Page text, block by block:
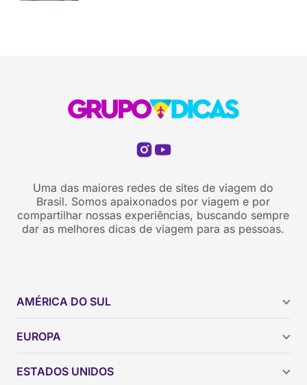
Uma das maiores redes de sites de viagem do
Brasil. Somos apaixonados por viagem e por
compartilhar nossas experiências, buscando sempre
dar as melhores dicas de viagem para as pessoas.
AMÉRICA DO SUL
Brasil
Colômbia
EUROPA
ESTADOS UNIDOS